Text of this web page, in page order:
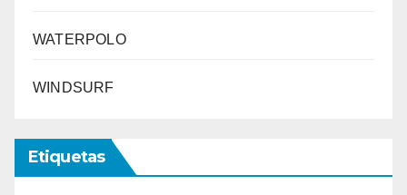
WATERPOLO
WINDSURF
Etiquetas